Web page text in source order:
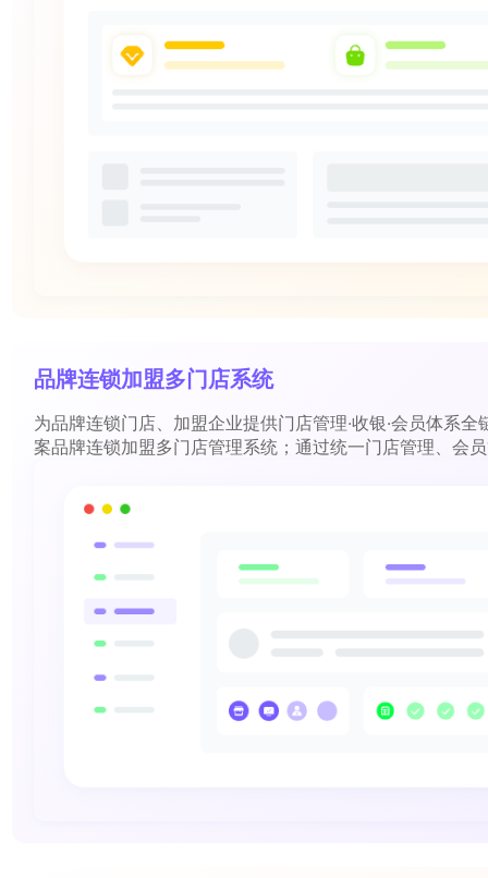
品牌连锁加盟多门店系统
为品牌连锁门店、加盟企业提供门店管理·收银·会员体系全
案品牌连锁加盟多门店管理系统；通过统一门店管理、会
力，实现产业数字化链转型升级。